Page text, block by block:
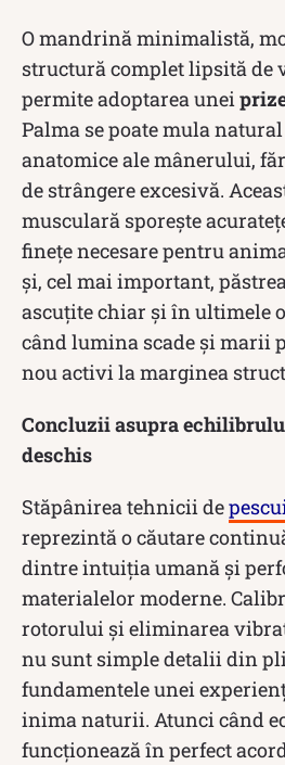
O mandrină minimalistă,
structură complet lipsită de
permite adoptarea unei
Palma se poate mula
anatomice ale mânerului,
de strângere excesivă.
musculară sporește
finețe necesare pentru
și, cel mai important,
ascuțite chiar și în ultimele
când lumina scade și marii
nou activi la marginea
Concluzii asupra
deschis
Stăpânirea tehnicii de
reprezintă o căutare
dintre intuiția umană și
materialelor moderne.
rotorului și eliminarea
nu sunt simple detalii din
fundamentele unei
inima naturii. Atunci când
funcționează în perfect